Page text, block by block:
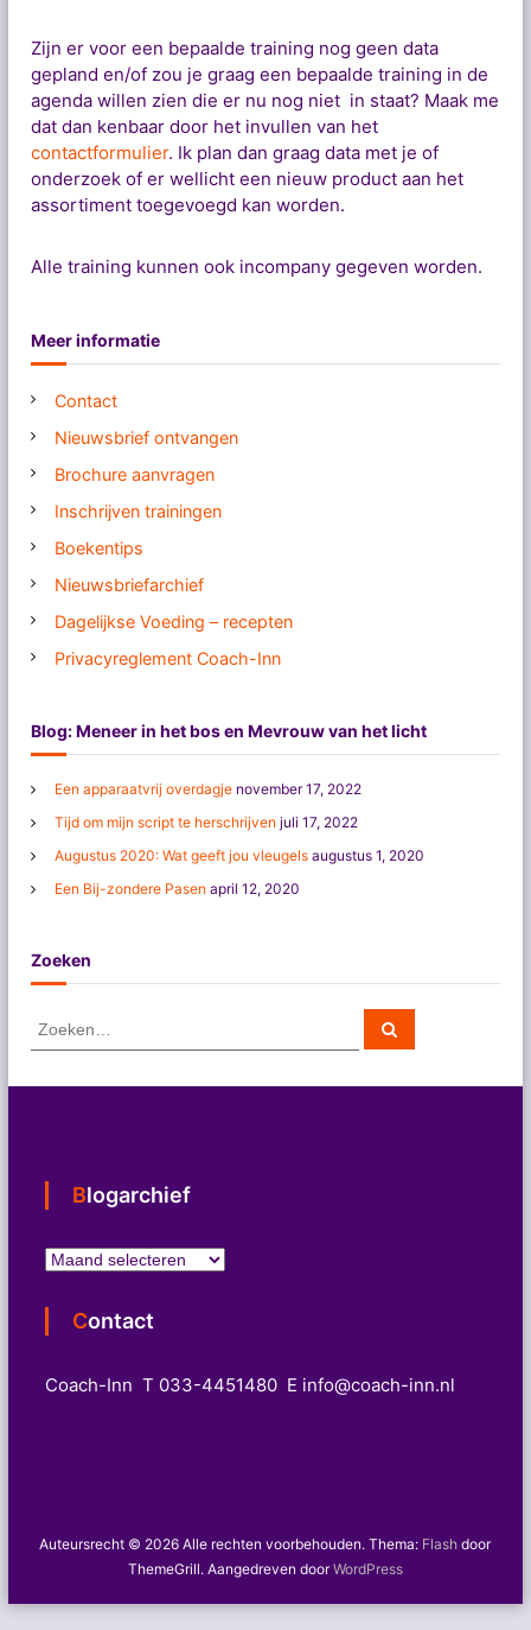
Zijn er voor een bepaalde training nog geen data
gepland en/of zou je graag een bepaalde training in de
agenda willen zien die er nu nog niet in staat? Maak me
dat dan kenbaar door het invullen van het
contactformulier. Ik plan dan graag data met je of
onderzoek of er wellicht een nieuw product aan het
assortiment toegevoegd kan worden.
Alle training kunnen ook incompany gegeven worden.
Meer informatie
Contact
Nieuwsbrief ontvangen
Brochure aanvragen
Inschrijven trainingen
Boekentips
Nieuwsbriefarchief
Dagelijkse Voeding – recepten
Privacyreglement Coach-Inn
Blog: Meneer in het bos en Mevrouw van het licht
Een apparaatvrij overdagje november 17, 2022
Tijd om mijn script te herschrijven juli 17, 2022
Augustus 2020: Wat geeft jou vleugels augustus 1, 2020
Een Bij-zondere Pasen april 12, 2020
Zoeken
Z
Z
e
Blogarchief
B
o
g
r
Contact
Coach-Inn T 033-4451480 E info@coach-inn.nl
Auteursrecht © 2026Alle rechten voorbehouden. Thema: Flash door
ThemeGrill. Aangedreven doorWordPress